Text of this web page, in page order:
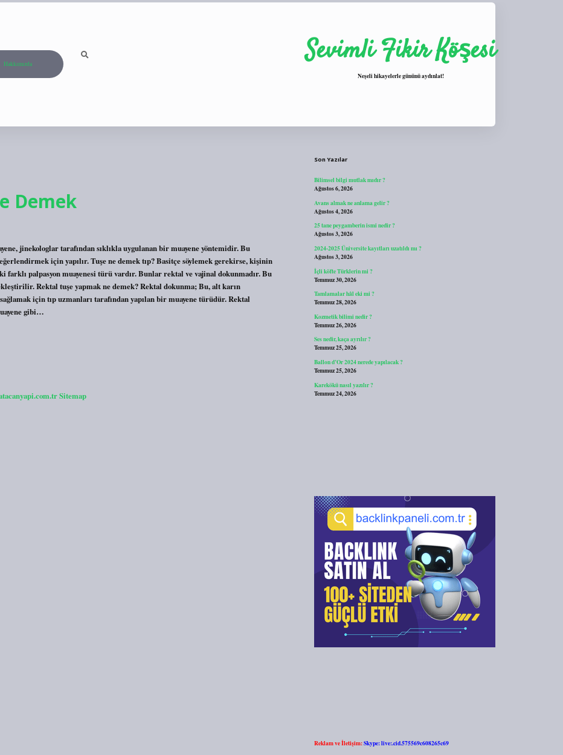
Hakkımızda Sevimli Fikir Köşesi
Neşeli hikayelerle gününü aydınlat!
Demek
jinekologlar tarafından sıklıkla uygulanan bir muayene yöntemidir. Bu
için yapılır. Tuşe ne demek tıp? Basitçe söylemek gerekirse, kişinin
palpasyon muayenesi türü vardır. Bunlar rektal ve vajinal dokunmadır. Bu
Rektal tuşe yapmak ne demek? Rektal dokunma; Bu, alt karın
için tıp uzmanları tarafından yapılan bir muayene türüdür. Rektal
gibi…
Sitemap
Son Yazılar
Bilimsel bilgi mutlak mıdır ?
Ağustos 6, 2026
Avans almak ne anlama gelir ?
Ağustos 4, 2026
25 tane peygamberin ismi nedir ?
Ağustos 3, 2026
2024-2025 Üniversite kayıtları uzatıldı mı ?
Ağustos 3, 2026
İçli köfte Türklerin mi ?
Temmuz 30, 2026
Tamlamalar hâl eki mi ?
Temmuz 28, 2026
Kozmetik bilimi nedir ?
Temmuz 26, 2026
Ses nedir, kaça ayrılır ?
Temmuz 25, 2026
Ballon d’Or 2024 nerede yapılacak ?
Temmuz 25, 2026
Karekökü nasıl yazılır ?
Temmuz 24, 2026
Reklam ve İletişim:Skype: live:.cid.575569c608265c69